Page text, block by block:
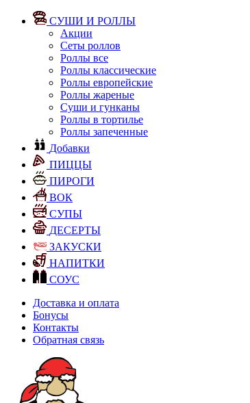
СУШИ И РОЛЛЫ
Акции
Сеты роллов
Роллы все
Роллы классические
Роллы европейские
Роллы жареные
Суши и гунканы
Роллы в тортилье
Роллы запеченные
Добавки
ПИЦЦЫ
ПИРОГИ
ВОК
СУПЫ
ДЕСЕРТЫ
ЗАКУСКИ
НАПИТКИ
СОУС
Доставка и оплата
Бонусы
Контакты
Обратная связь